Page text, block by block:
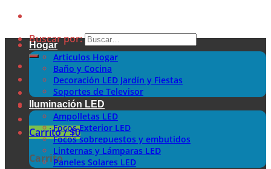
Buscar por:
Carrito /$0
Carrito
Hogar
Articulos Hogar
Baño y Cocina
Decoración LED Jardín y Fiestas
Soportes de Televisor
Iluminación LED
Ampolletas LED
Focos Exterior LED
Focos sobrepuestos y embutidos
Linternas y Lámparas LED
Paneles Solares LED